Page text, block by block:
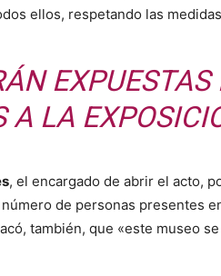
ellos, respetando las
LA
, el encargado de abrir el acto,
de personas presentes
también, que «este museo